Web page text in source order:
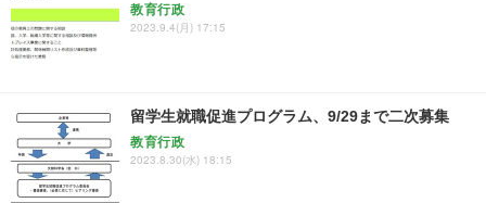
教育行政
2023.9.4(月) 17:15
留学生就職促進プログラム、9/29まで二次募集
教育行政
2023.8.30(水) 18:15